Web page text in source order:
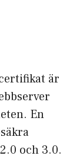
är
En
och 3.0.